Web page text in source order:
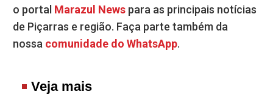
o portal Marazul News para as principais notícias
de Piçarras e região. Faça parte também da
nossa comunidade do WhatsApp.
Veja mais